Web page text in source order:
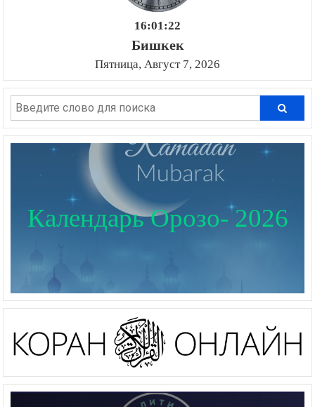
16:01:23
Бишкек
Пятница, Август 7, 2026
Календарь Орозо- 2026